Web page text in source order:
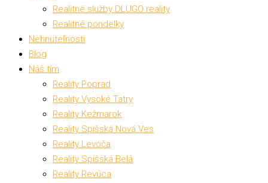
Realitné služby DLUGO reality
Realitné pondelky
Nehnuteľnosti
Blog
Náš tím
Reality Poprad
Reality Vysoké Tatry
Reality Kežmarok
Reality Spišská Nová Ves
Reality Levoča
Reality Spišská Belá
Reality Revúca